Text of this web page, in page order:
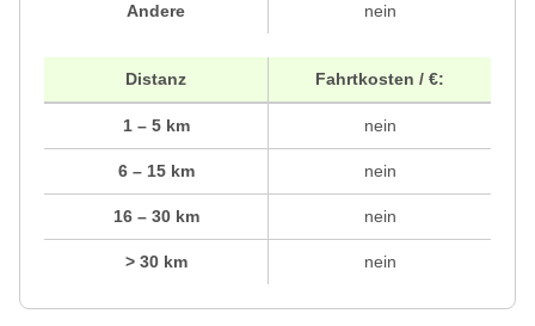
Andere nein
Distanz
1 – 5 km
6 – 15 km
16 – 30 km
> 30 km
Fahrtkosten / €:
nein
nein
nein
nein